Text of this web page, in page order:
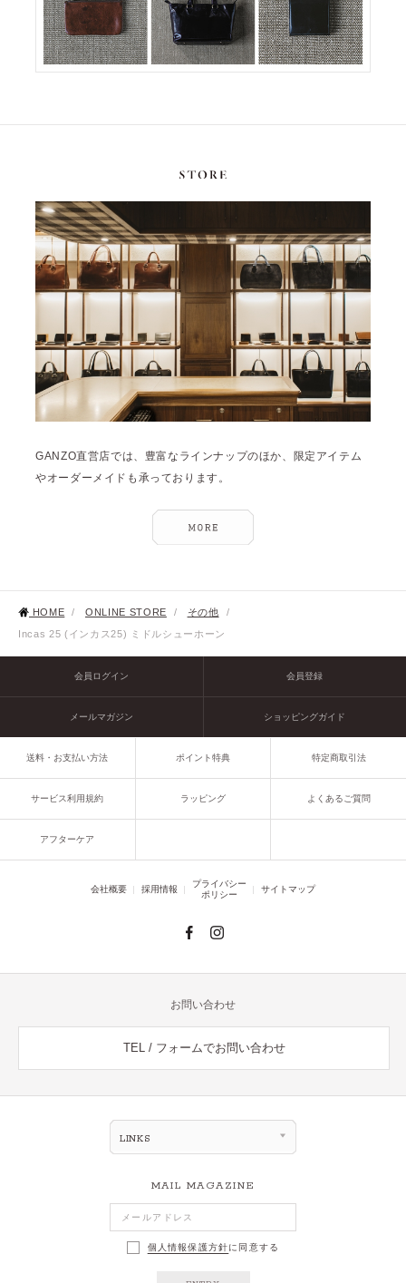
GANZO直営店では、豊富なラインナップのほか、限定アイテム
やオーダーメイドも承っております。
HOME / ONLINE STORE / その他
/
Incas 25 (インカス25) ミドルシューホーン
会員ログイン 会員登録
メールマガジン ショッピングガイド
送料・お支払い方法 ポイント特典 特定商取引法
サービス利用規約 ラッピング よくあるご質問
アフターケア
会社概要 採用情報
プライバシー
ポリシー
サイトマップ
お問い合わせ
TEL / フォームでお問い合わせ
LINKS
MAIL MAGAZINE
個人情報保護方針に同意する